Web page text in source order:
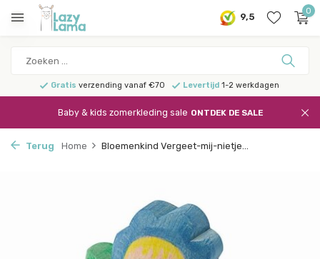
9,5
0
Gratis verzending vanaf €70 Levertijd1-2 werkdagen
Baby & kids zomerkleding sale ONTDEK DE SALE
Terug Home Bloemenkind Vergeet-mij-nietje...